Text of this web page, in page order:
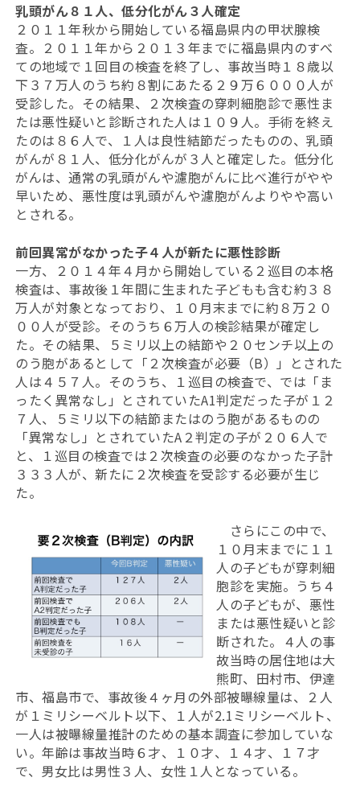
乳頭がん８１人、低分化がん３人確定
２０１１年秋から開始している福島県内の甲状腺検
査。２０１１年から２０１３年までに福島県内のすべ
ての地域で１回目の検査を終了し、事故当時１８歳以
下３７万人のうち約８割にあたる２９万６０００人が
受診した。その結果、２次検査の穿刺細胞診で悪性ま
たは悪性疑いと診断された人は１０９人。手術を終え
たのは８６人で、１人は良性結節だったものの、乳頭
がんが８１人、低分化がんが３人と確定した。低分化
がんは、通常の乳頭がんや濾胞がんに比べ進行がやや
早いため、悪性度は乳頭がんや濾胞がんよりやや高い
とされる。
前回異常がなかった子４人が新たに悪性診断
一方、２０１４年４月から開始している２巡目の本格
検査は、事故後１年間に生まれた子どもも含む約３８
万人が対象となっており、１０月末までに約８万２０
００人が受診。そのうち６万人の検診結果が確定し
た。その結果、５ミリ以上の結節や２０センチ以上の
のう胞があるとして「２次検査が必要（B）」とされた
人は４５７人。そのうち、１巡目の検査で、では「ま
ったく異常なし」とされていたA1判定だった子が１２
７人、５ミリ以下の結節またはのう胞があるものの
「異常なし」とされていたA２判定の子が２０６人で
と、１巡目の検査では２次検査の必要のなかった子計
３３３人が、新たに２次検査を受診する必要が生じ
た。
さらにこの中で、
１０月末までに１１
人の子どもが穿刺細
胞診を実施。うち４
人の子どもが、悪性
または悪性疑いと診
断された。４人の事
故当時の居住地は大
熊町、田村市、伊達
市、福島市で、事故後４ヶ月の外部被曝線量は、２人
が１ミリシーベルト以下、１人が2.1ミリシーベルト、
一人は被曝線量推計のための基本調査に参加していな
い。年齢は事故当時６才、１０才、１４才、１７才
で、男女比は男性３人、女性１人となっている。